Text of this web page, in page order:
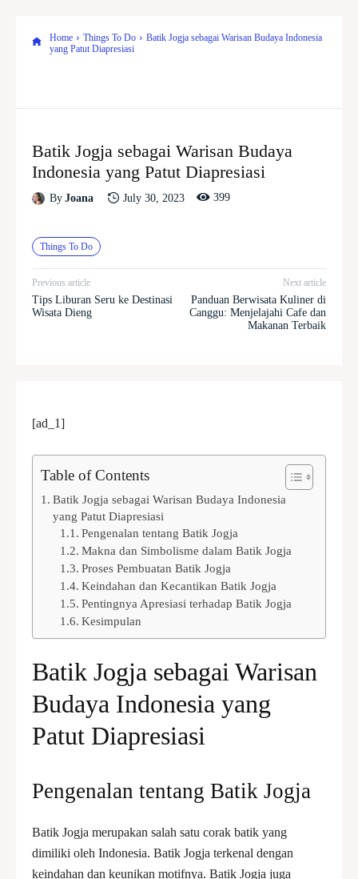
Home Things To Do
Batik Jogja sebagai Warisan Budaya Indonesia
yang Patut Diapresiasi
Batik Jogja sebagai Warisan Budaya
Indonesia yang Patut Diapresiasi
By Joana July 30, 2023 399
Things To Do
Previous article
Tips Liburan Seru ke Destinasi
Wisata Dieng
Next article
Panduan Berwisata Kuliner di
Canggu: Menjelajahi Cafe dan
Makanan Terbaik
[ad_1]
Table of Contents
Batik Jogja sebagai Warisan Budaya Indonesia
yang Patut Diapresiasi
Pengenalan tentang Batik Jogja
Makna dan Simbolisme dalam Batik Jogja
Proses Pembuatan Batik Jogja
Keindahan dan Kecantikan Batik Jogja
Pentingnya Apresiasi terhadap Batik Jogja
Kesimpulan
Batik Jogja sebagai Warisan
Budaya Indonesia yang
Patut Diapresiasi
Pengenalan tentang Batik Jogja
Batik Jogja merupakan salah satu corak batik yang
dimiliki oleh Indonesia. Batik Jogja terkenal dengan
keindahan dan keunikan motifnya. Batik Jogja juga